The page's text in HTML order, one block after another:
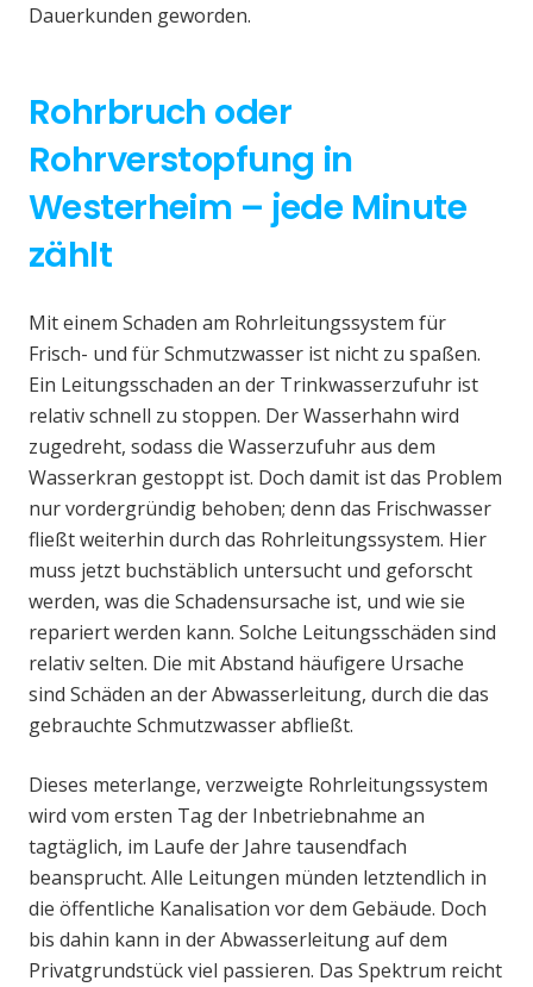
Dauerkunden geworden.
Rohrbruch oder
Rohrverstopfung in
Westerheim – jede Minute
zählt
Mit einem Schaden am Rohrleitungssystem für
Frisch- und für Schmutzwasser ist nicht zu spaßen.
Ein Leitungsschaden an der Trinkwasserzufuhr ist
relativ schnell zu stoppen. Der Wasserhahn wird
zugedreht, sodass die Wasserzufuhr aus dem
Wasserkran gestoppt ist. Doch damit ist das Problem
nur vordergründig behoben; denn das Frischwasser
fließt weiterhin durch das Rohrleitungssystem. Hier
muss jetzt buchstäblich untersucht und geforscht
werden, was die Schadensursache ist, und wie sie
repariert werden kann. Solche Leitungsschäden sind
relativ selten. Die mit Abstand häufigere Ursache
sind Schäden an der Abwasserleitung, durch die das
gebrauchte Schmutzwasser abfließt.
Dieses meterlange, verzweigte Rohrleitungssystem
wird vom ersten Tag der Inbetriebnahme an
tagtäglich, im Laufe der Jahre tausendfach
beansprucht. Alle Leitungen münden letztendlich in
die öffentliche Kanalisation vor dem Gebäude. Doch
bis dahin kann in der Abwasserleitung auf dem
Privatgrundstück viel passieren. Das Spektrum reicht